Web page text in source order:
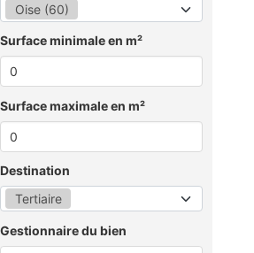
Oise (60)
Surface minimale en m²
Surface maximale en m²
Destination
Tertiaire
Gestionnaire du bien